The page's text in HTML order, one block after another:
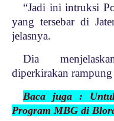
“Jadi ini intruksi
yang tersebar di
jelasnya.
Dia
diperkirakan
Baca juga :
Program MBG di